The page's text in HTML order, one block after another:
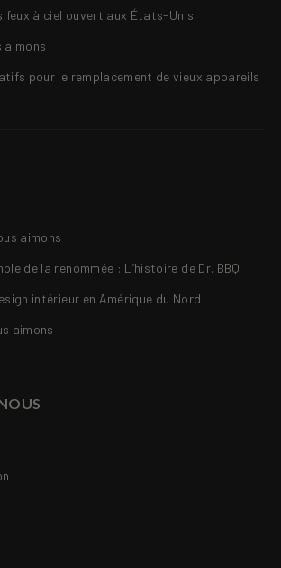
feux à ciel ouvert aux États-Unis
aimons
pour le remplacement de vieux appareils
aimons
de la renommée : L’histoire de Dr. BBQ
intérieur en Amérique du Nord
aimons